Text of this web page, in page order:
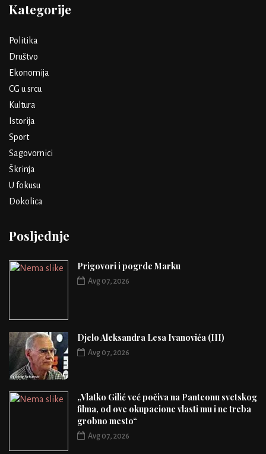
Kategorije
Politika
Društvo
Ekonomija
CG u srcu
Kultura
Istorija
Sport
Sagovornici
Škrinja
U fokusu
Dokolica
Posljednje
Prigovori i pogrde Marku
Avg 07, 2026
Djelo Aleksandra Lesa Ivanovića (III)
Avg 07, 2026
„Vlatko Gilić već počiva na Panteonu svetskog
filma, od ove okupacione vlasti mu i ne treba
grobno mesto“
Avg 07, 2026